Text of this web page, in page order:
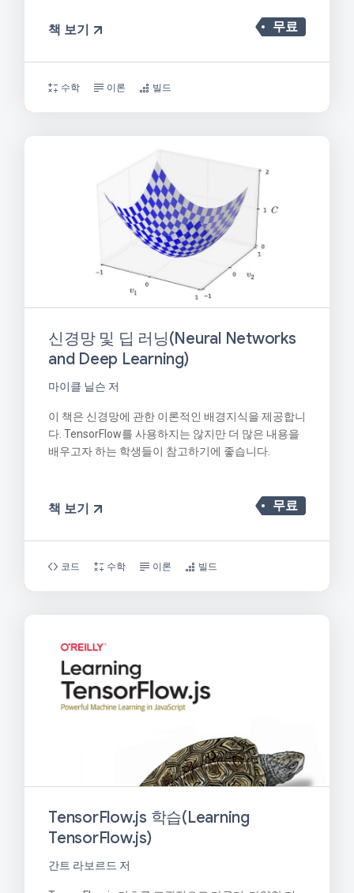
무료
책 보기
수학 이론 빌드
신경망 및 딥 러닝(Neural Networks
and Deep Learning)
마이클 닐슨 저
이 책은 신경망에 관한 이론적인 배경지식을 제공합니
다. TensorFlow를 사용하지는 않지만 더 많은 내용을
배우고자 하는 학생들이 참고하기에 좋습니다.
무료
책 보기
코드 수학 이론 빌드
TensorFlow.js 학습(Learning
TensorFlow.js)
간트 라보르드 저